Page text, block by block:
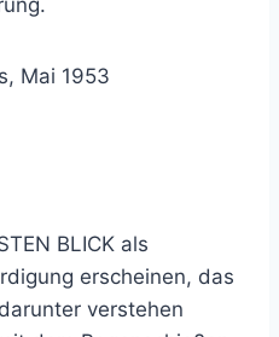
Mai 1953
BLICK als
erscheinen, das
verstehen